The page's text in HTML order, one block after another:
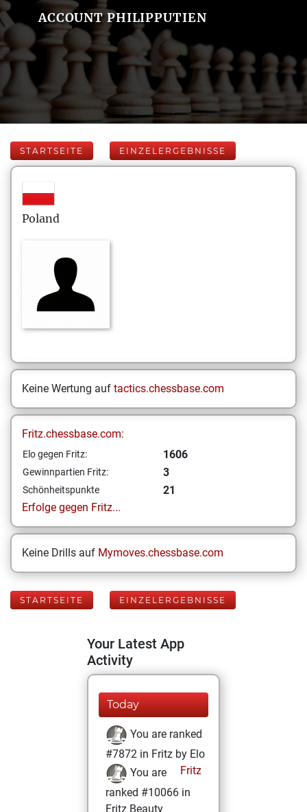
ACCOUNT PHILIPPUTIEN
STARTSEITE EINZELERGEBNISSE
Poland
Keine Wertung auf tactics.chessbase.com
Fritz.chessbase.com:
Elo gegen Fritz: 1606
Gewinnpartien Fritz: 3
Schönheitspunkte
21
Erfolge gegen Fritz...
Keine Drills auf Mymoves.chessbase.com
STARTSEITE EINZELERGEBNISSE
Your Latest App
Activity
Today
You are ranked
#7872 in Fritz by Elo
Fritz
You are
ranked #10066 in
Fritz Beauty